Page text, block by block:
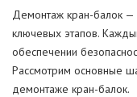
Демонтаж кран-балок —
ключевых этапов.
обеспечении
Рассмотрим основные
демонтаже кран-балок.